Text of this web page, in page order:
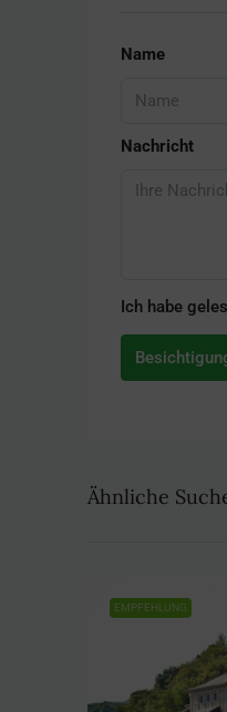
Name
Nachricht
Ich habe
Ähnliche
EMPFEHLUNG